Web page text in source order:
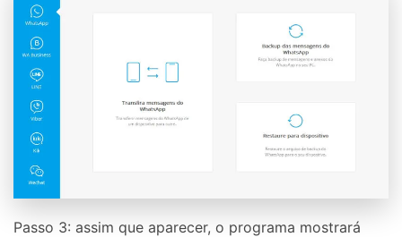
Passo 3: assim que aparecer, o programa mostrará